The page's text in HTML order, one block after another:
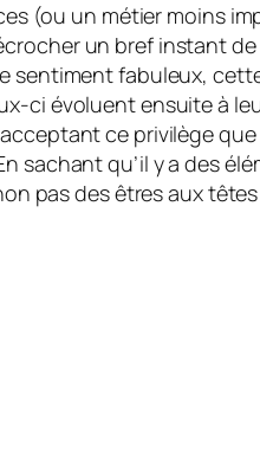
(ou un métier moins
un bref instant
sentiment fabuleux,
ci évoluent ensuite à
ce privilège
sachant qu’il y a des
pas des êtres aux